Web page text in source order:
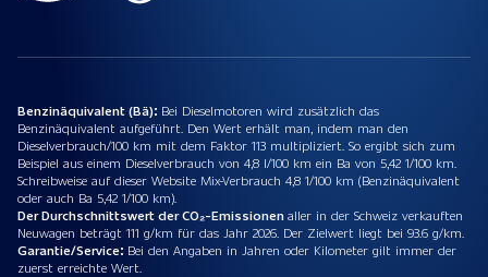
Benzinäquivalent (Bä): Bei Dieselmotoren wird zusätzlich das
Benzinäquivalent aufgeführt. Den Wert erhält man, indem man den
Dieselverbrauch/100 km mit dem Faktor 113 multipliziert. So ergibt sich zum
Beispiel aus einem Dieselverbrauch von 4,8 l/100 km ein Ba von 5,42 1/100 km.
Schreibweise auf dieser Website Mix-Verbrauch 4,8 1/100 km (Benzinäquivalent
oder auch Ba 5,42 1/100 km).
Der Durchschnittswert der CO₂-Emissionenaller in der Schweiz verkauften
Neuwagen beträgt 111 g/km für das Jahr 2026. Der Zielwert liegt bei 93.6 g/km.
Garantie/Service: Bei den Angaben in Jahren oder Kilometer gilt immer der
zuerst erreichte Wert.